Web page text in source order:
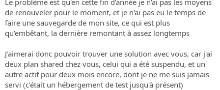
c
u
s
i
o
n
Le problème est qu'en cette fin d'année je n'ai pas les moyens
de renouveler pour le moment, et je n'ai pas eu le temps de
faire une sauvegarde de mon site, ce qui est plus
qu'embêtant, la dernière remontant à assez longtemps
J'aimerai donc pouvoir trouver une solution avec vous, car j'ai
deux plan shared chez vous, celui qui a été suspendu, et un
autre actif pour deux mois encore, dont je ne me suis jamais
servi (c'était un hébergement de test jusqu'à présent)